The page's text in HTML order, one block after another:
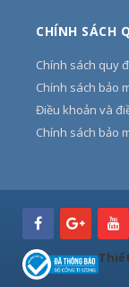
CHÍNH SÁCH
Chính sách quy
Chính sách bảo
Điều khoản và
Chính sách bảo